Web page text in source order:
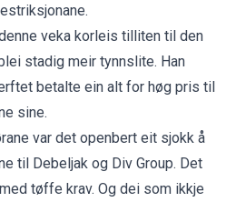
veka korleis tilliten til den
stadig meir tynnslite. Han
betalte ein alt for høg pris til
sine.
var det openbert eit sjokk å
til Debeljak og Div Group. Det
tøffe krav. Og dei som ikkje